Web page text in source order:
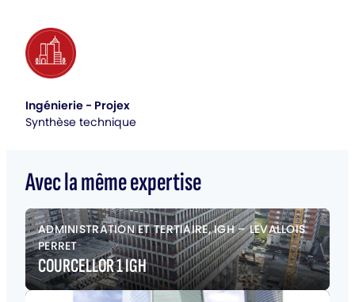
Ingénierie - Projex
Synthèse technique
Avec la même expertise
ADMINISTRATION ET TERTIAIRE, IGH–LEVALLOIS
PERRET
COURCELLOR 1 IGH